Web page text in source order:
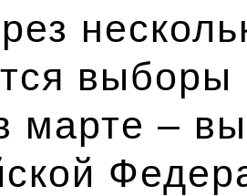
выборы
марте –